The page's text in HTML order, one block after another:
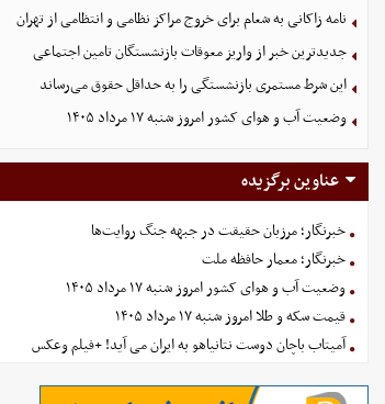
نامه زاکانی به شعام برای خروج مراکز نظامی و انتظامی از تهران
جدیدترین خبر از واریز معوقات بازنشستگان تامین اجتماعی
این شرط مستمری بازنشستگی را به حداقل حقوق می‌رساند
وضعیت آب و هوای کشور امروز شنبه ۱۷ مرداد ۱۴۰۵
عناوین برگزیده
خبرنگار؛ مرزبان حقیقت در جبهه جنگ روایت‌ها
خبرنگار؛ معمار حافظه ملت
وضعیت آب و هوای کشور امروز شنبه ۱۷ مرداد ۱۴۰۵
قیمت سکه و طلا امروز شنبه ۱۷ مرداد ۱۴۰۵
آمیتاب باچان دوست نتانیاهو به ایران می آید! +فیلم وعکس